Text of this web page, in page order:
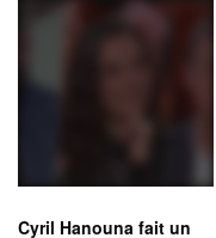
Cyril Hanouna fait un